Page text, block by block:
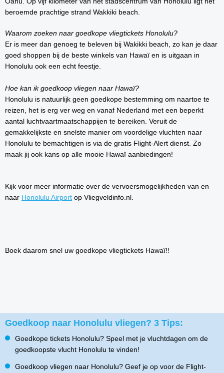
beroemde prachtige strand Wakkiki beach.
Waarom zoeken naar goedkope vliegtickets Honolulu?
Er is meer dan genoeg te beleven bij Wakikki beach, zo kan je daar
goed shoppen bij de beste winkels van Hawaï en is uitgaan in
Honolulu ook een echt feestje.
Hoe kan ik goedkoop vliegen naar Hawaï?
Honolulu is natuurlijk geen goedkope bestemming om naartoe te
reizen, het is erg ver weg en vanaf Nederland met een beperkt
aantal luchtvaartmaatschappijen te bereiken. Veruit de
gemakkelijkste en snelste manier om voordelige vluchten naar
Honolulu te bemachtigen is via de gratis Flight-Alert dienst. Zo
maak jij ook kans op alle mooie Hawaï aanbiedingen!
Kijk voor meer informatie over de vervoersmogelijkheden van en
naar Honolulu Airport op Vliegveldinfo.nl.
Boek daarom snel uw goedkope vliegtickets Hawaï!!
Goedkoop naar Honolulu vliegen? 3 Tips:
Goedkope tickets Honolulu? Speel met je vluchtdagen om de
goedkoopste vlucht Honolulu te vinden!
Goedkoop vliegen naar Honolulu? Geef je op voor de Flight-